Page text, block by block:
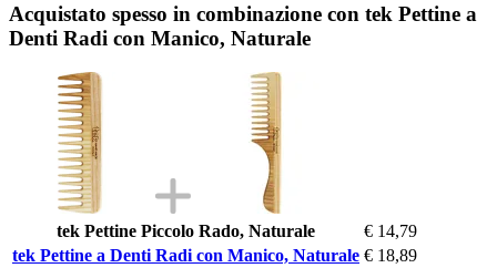
Acquistato spesso in combinazione con tek Pettine a
Denti Radi con Manico, Naturale
tek Pettine Piccolo Rado, Naturale
€ 14,79
tek Pettine a Denti Radi con Manico, Naturale € 18,89